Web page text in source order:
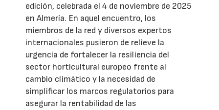
edición, celebrada el 4 de noviembre de 2025
en Almería. En aquel encuentro, los
miembros de la red y diversos expertos
internacionales pusieron de relieve la
urgencia de fortalecer la resiliencia del
sector horticultural europeo frente al
cambio climático y la necesidad de
simplificar los marcos regulatorios para
asegurar la rentabilidad de las